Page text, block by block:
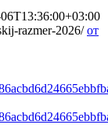
razmer-2026/ от